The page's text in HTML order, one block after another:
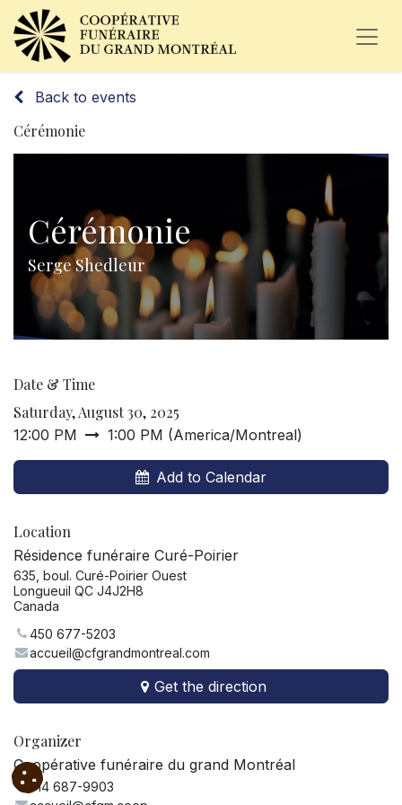
Back to events
Cérémonie
Cérémonie
Serge Shedleur
Date & Time
Saturday, August 30, 2025
12:00 PM 1:00 PM (America/Montreal)
Add to Calendar
Location
Résidence funéraire Curé-Poirier
635, boul. Curé-Poirier Ouest
Longueuil QC J4J2H8
Canada
450 677-5203
accueil@cfgrandmontreal.com
Get the direction
Organizer
Coopérative funéraire du grand Montréal
514 687-9903